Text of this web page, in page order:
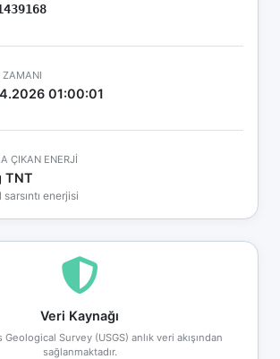
ZAMANI
01:00:01
ÇIKAN ENERJİ
TNT
sarsıntı enerjisi
Veri Kaynağı
Survey (USGS) anlık veri akışından
sağlanmaktadır.